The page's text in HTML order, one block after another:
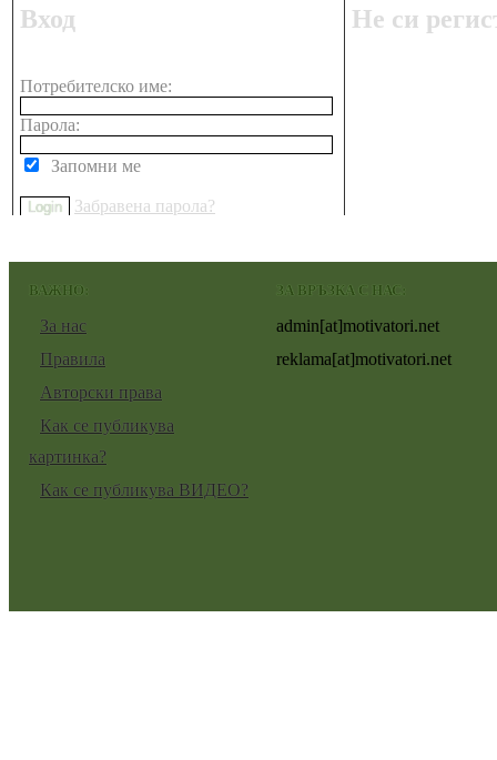
Вход
Потребителско име:
Парола:
Запомни ме
Забравена парола?
Не си
ВАЖНО:
За нас
Правила
Авторски права
Как се публикува
картинка?
Как се публикува ВИДЕО?
ЗА ВРЪЗКА С НАС:
admin[at]motivatori.net
reklama[at]motivatori.net